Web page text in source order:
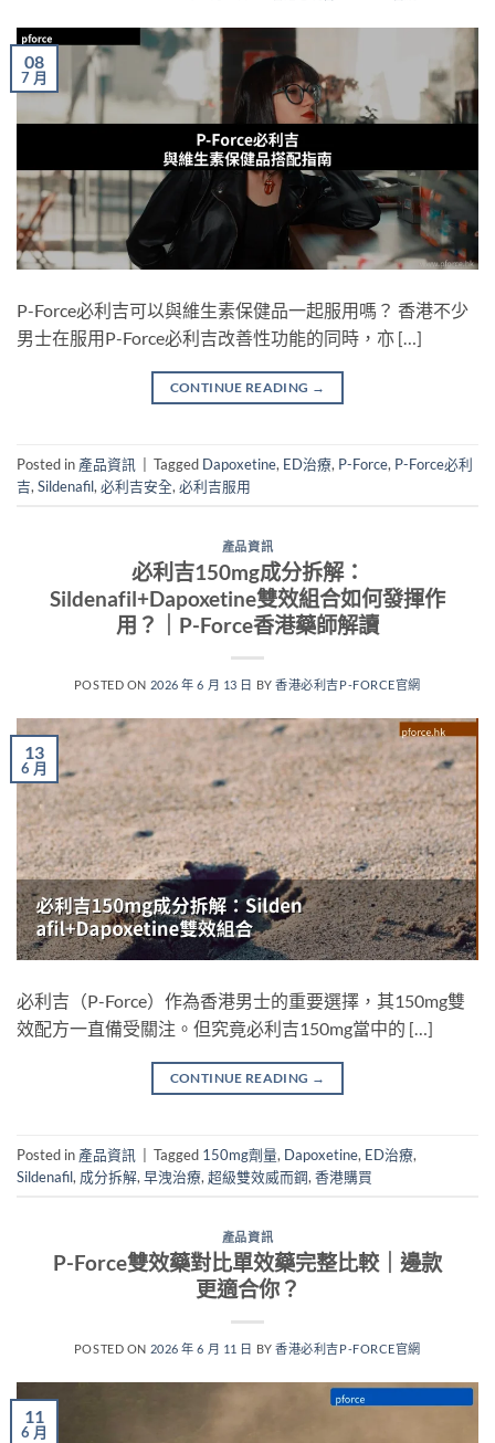
08
7 月
P-Force必利吉可以與維生素保健品一起服用嗎？ 香港不少
男士在服用P-Force必利吉改善性功能的同時，亦 […]
CONTINUE READING →
Posted in 產品資訊 Tagged Dapoxetine, ED治療, P-Force, P-Force必利
吉, Sildenafil, 必利吉安全, 必利吉服用
產品資訊
必利吉150mg成分拆解：
Sildenafil+Dapoxetine雙效組合如何發揮作
用？｜P-Force香港藥師解讀
POSTED ON 2026 年 6 月 13 日 BY香港必利吉P-FORCE官網
13
6 月
必利吉（P-Force）作為香港男士的重要選擇，其150mg雙
效配方一直備受關注。但究竟必利吉150mg當中的 […]
CONTINUE READING →
Posted in 產品資訊 Tagged 150mg劑量, Dapoxetine, ED治療,
Sildenafil, 成分拆解, 早洩治療, 超級雙效威而鋼, 香港購買
產品資訊
P-Force雙效藥對比單效藥完整比較｜邊款
更適合你？
POSTED ON 2026 年 6 月 11 日 BY香港必利吉P-FORCE官網
11
6 月